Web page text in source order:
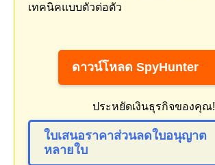
เทคนิคแบบตัวต่อตัว
ดาวน์โหลด SpyHunter
ประหยัดเงินธุรกิจของคุณ!
ใบเสนอราคาส่วนลดใบอนุญาต
หลายใบ